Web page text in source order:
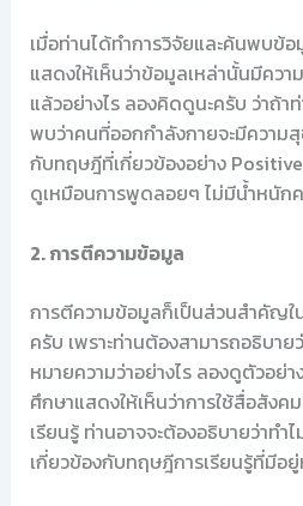
เมื่อท่านได้ทำการวิจัยและค้นพบข้
แสดงให้เห็นว่าข้อมูลเหล่านั้นมีคว
แล้วอย่างไร ลองคิดดูนะครับ ว่าถ้า
พบว่าคนที่ออกกำลังกายจะมีความ
กับทฤษฎีที่เกี่ยวข้องอย่าง
ดูเหมือนการพูดลอยๆ ไม่มีน้ำหนัก
2. การตีความข้อมูล
การตีความข้อมูลก็เป็นส่วนสำคัญใ
ครับ เพราะท่านต้องสามารถอธิบา
หมายความว่าอย่างไร ลองดูตัวอย่
ศึกษาแสดงให้เห็นว่าการใช้สื่อสัง
เรียนรู้ ท่านอาจจะต้องอธิบายว่าทำ
เกี่ยวข้องกับทฤษฎีการเรียนรู้ที่มีอยู่